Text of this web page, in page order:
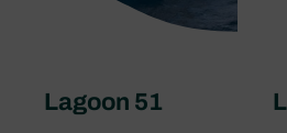
Lagoon 51